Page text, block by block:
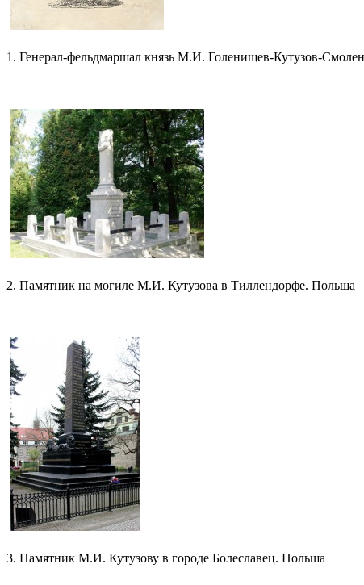
1. Генерал-фельдмаршал князь М.И. Голенищев-Кутузов-
2. Памятник на могиле М.И. Кутузова в Тиллендорфе. Польша
3. Памятник М.И. Кутузову в городе Болеславец. Польша